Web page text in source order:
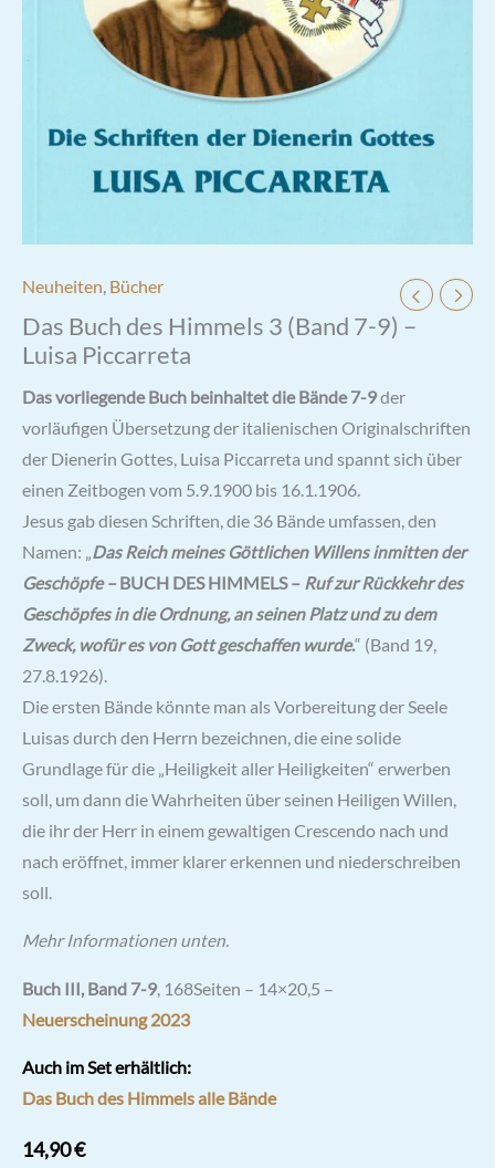
Neuheiten Bücher
Das Buch des Himmels 3 (Band 7-9) –
Luisa Piccarreta
Das vorliegende Buch beinhaltet die Bände 7-9der
vorläufigen Übersetzung der italienischen Originalschriften
der Dienerin Gottes, Luisa Piccarreta und spannt sich über
einen Zeitbogen vom 5.9.1900 bis 16.1.1906.
Jesus gab diesen Schriften, die 36 Bände umfassen, den
Namen: „Das Reich meines Göttlichen Willens inmitten der
Geschöpfe –BUCH DES HIMMELS – Ruf zur Rückkehr des
Geschöpfes in die Ordnung, an seinen Platz und zu dem
Zweck, wofür es von Gott geschaffen wurde.“ (Band 19,
27.8.1926).
Die ersten Bände könnte man als Vorbereitung der Seele
Luisas durch den Herrn bezeichnen, die eine solide
Grundlage für die „Heiligkeit aller Heiligkeiten“ erwerben
soll, um dann die Wahrheiten über seinen Heiligen Willen,
die ihr der Herr in einem gewaltigen Crescendo nach und
nach eröffnet, immer klarer erkennen und niederschreiben
soll.
Mehr Informationen unten.
Buch III, Band 7-9, 168Seiten – 14×20,5 –
Neuerscheinung 2023
Auch im Set erhältlich:
Das Buch des Himmels alle Bände
14,90€